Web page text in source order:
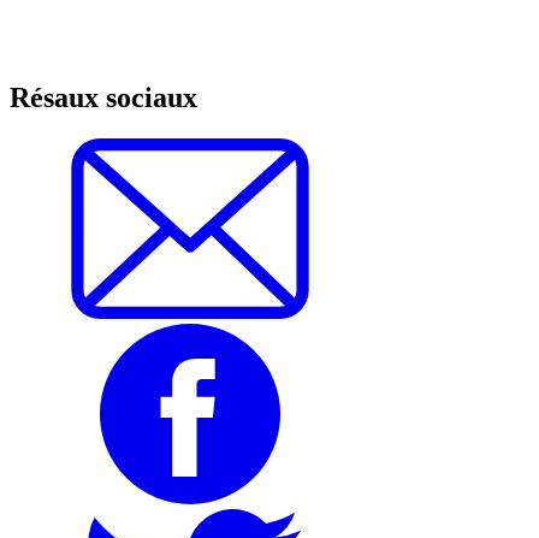
Résaux sociaux